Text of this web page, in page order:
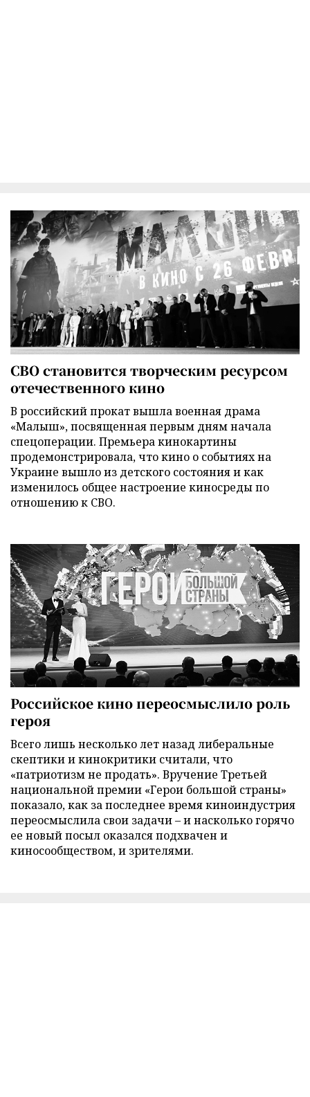
СВО становится творческим ресурсом
отечественного кино
В российский прокат вышла военная драма
«Малыш», посвященная первым дням начала
спецоперации. Премьера кинокартины
продемонстрировала, что кино о событиях на
Украине вышло из детского состояния и как
изменилось общее настроение киносреды по
отношению к СВО.
Российское кино переосмыслило роль
героя
Всего лишь несколько лет назад либеральные
скептики и кинокритики считали, что
«патриотизм не продать». Вручение Третьей
национальной премии «Герои большой страны»
показало, как за последнее время киноиндустрия
переосмыслила свои задачи – и насколько горячо
ее новый посыл оказался подхвачен и
киносообществом, и зрителями.